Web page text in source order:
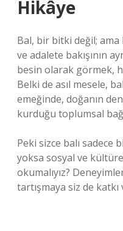
Hikâye
Bal, bir bitki değil;
ve adalete bakışının
besin olarak görmek,
Belki de asıl mesele,
emeğinde, doğanın
kurduğu toplumsal
Peki sizce balı sadece
yoksa sosyal ve
okumalıyız?
tartışmaya siz de